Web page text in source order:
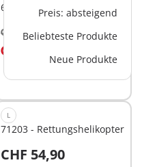
Preis: absteigend
Beliebteste Produkte
Neue Produkte
6295 - Kinderstation
CHF 22,50 -25%
CHF 16,87
In den Warenkorb
L
71203 - Rettungshelikopter
CHF 54,90
In den Warenkorb